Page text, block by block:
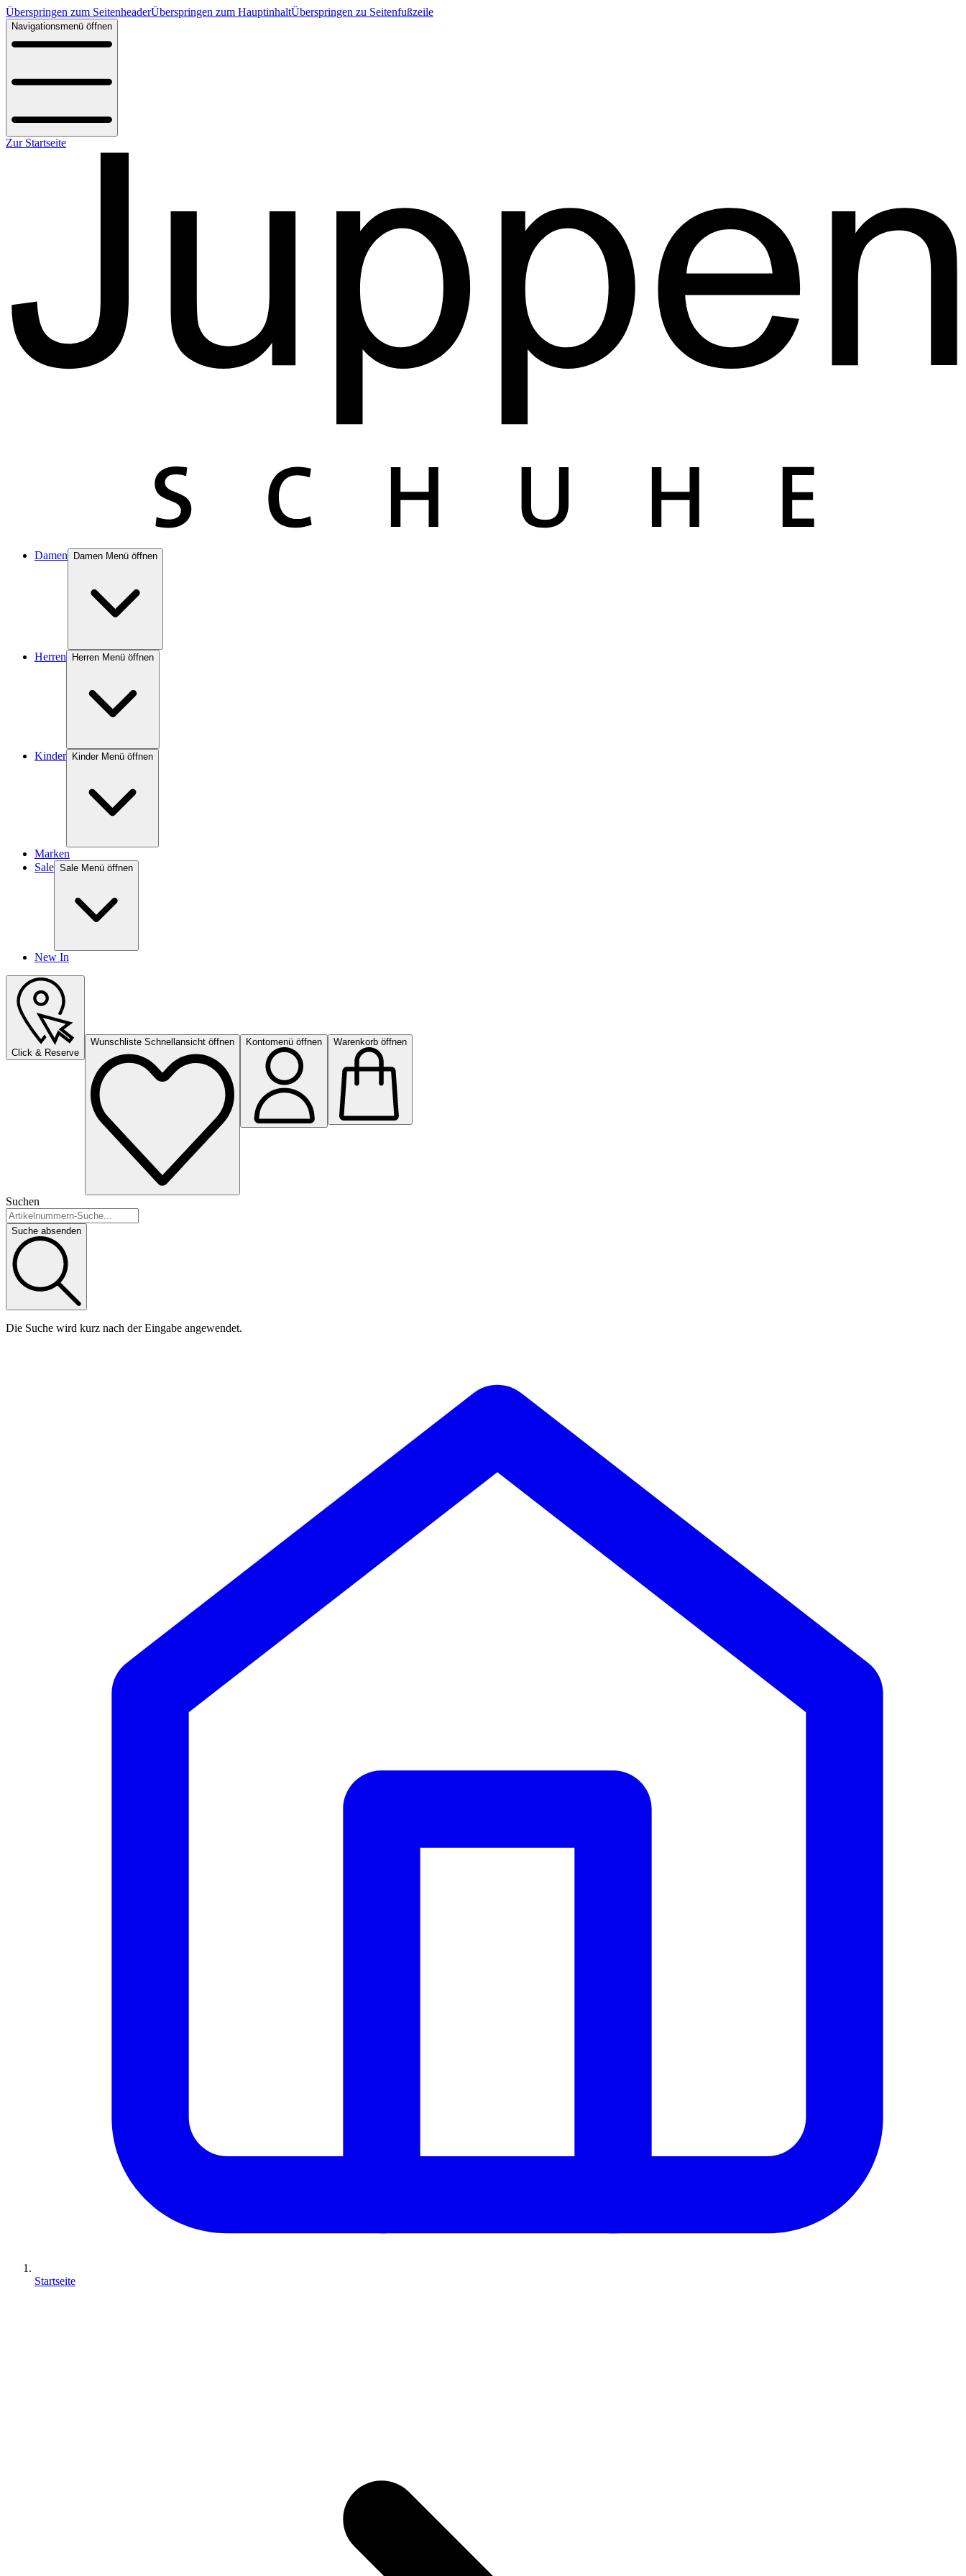
Überspringen zum SeitenheaderÜberspringen zum HauptinhaltÜberspringen zu Seitenfußzeile
Navigationsmenü öffnen
Zur Startseite
Damen Damen Menü öffnen
Herren Herren Menü öffnen
Kinder Kinder Menü öffnen
Marken
Sale Sale Menü öffnen
New In
Click & Reserve
Wunschliste Schnellansicht öffnen Kontomenü öffnen Warenkorb öffnen
Suchen
Suche absenden
Die Suche wird kurz nach der Eingabe angewendet.
Startseite